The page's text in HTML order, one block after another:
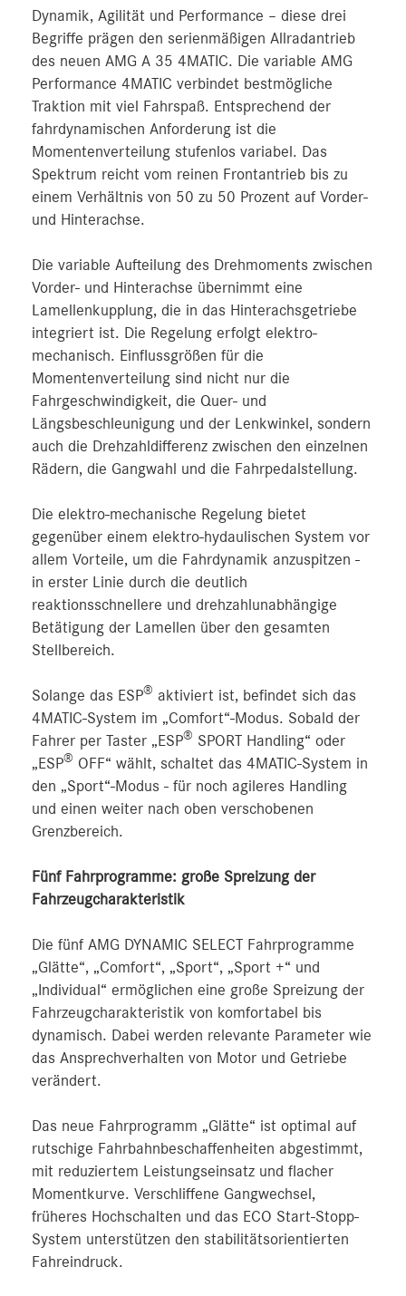
Dynamik, Agilität und Performance – diese drei
Begriffe prägen den serienmäßigen Allradantrieb
des neuen AMG A 35 4MATIC. Die variable AMG
Performance 4MATIC verbindet bestmögliche
Traktion mit viel Fahrspaß. Entsprechend der
fahrdynamischen Anforderung ist die
Momentenverteilung stufenlos variabel. Das
Spektrum reicht vom reinen Frontantrieb bis zu
einem Verhältnis von 50 zu 50 Prozent auf Vorder-
und Hinterachse.
Die variable Aufteilung des Drehmoments zwischen
Vorder- und Hinterachse übernimmt eine
Lamellenkupplung, die in das Hinterachsgetriebe
integriert ist. Die Regelung erfolgt elektro-
mechanisch. Einflussgrößen für die
Momentenverteilung sind nicht nur die
Fahrgeschwindigkeit, die Quer- und
Längsbeschleunigung und der Lenkwinkel, sondern
auch die Drehzahldifferenz zwischen den einzelnen
Rädern, die Gangwahl und die Fahrpedalstellung.
Die elektro-mechanische Regelung bietet
gegenüber einem elektro-hydaulischen System vor
allem Vorteile, um die Fahrdynamik anzuspitzen ‑
in erster Linie durch die deutlich
reaktionsschnellere und drehzahlunabhängige
Betätigung der Lamellen über den gesamten
Stellbereich.
Solange das ESP® aktiviert ist, befindet sich das
4MATIC-System im „Comfort“-Modus. Sobald der
Fahrer per Taster „ESP® SPORT Handling“ oder
„ESP® OFF“ wählt, schaltet das 4MATIC-System in
den „Sport“-Modus ‑ für noch agileres Handling
und einen weiter nach oben verschobenen
Grenzbereich.
Fünf Fahrprogramme: große Spreizung der
Fahrzeugcharakteristik
Die fünf AMG DYNAMIC SELECT Fahrprogramme
„Glätte“, „Comfort“, „Sport“, „Sport +“ und
„Individual“ ermöglichen eine große Spreizung der
Fahrzeugcharakteristik von komfortabel bis
dynamisch. Dabei werden relevante Parameter wie
das Ansprechverhalten von Motor und Getriebe
verändert.
Das neue Fahrprogramm „Glätte“ ist optimal auf
rutschige Fahrbahnbeschaffenheiten abgestimmt,
mit reduziertem Leistungseinsatz und flacher
Momentkurve. Verschliffene Gangwechsel,
früheres Hochschalten und das ECO Start-Stopp-
System unterstützen den stabilitätsorientierten
Fahreindruck.